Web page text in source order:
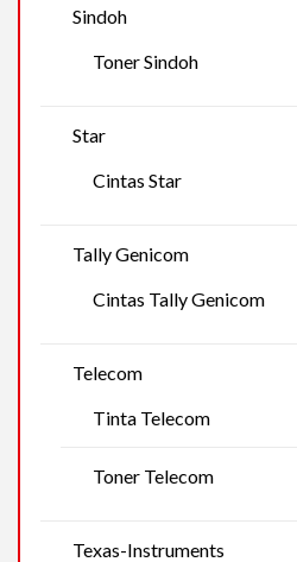
Sindoh
Toner Sindoh
Star
Cintas Star
Tally Genicom
Cintas Tally Genicom
Telecom
Tinta Telecom
Toner Telecom
Texas-Instruments